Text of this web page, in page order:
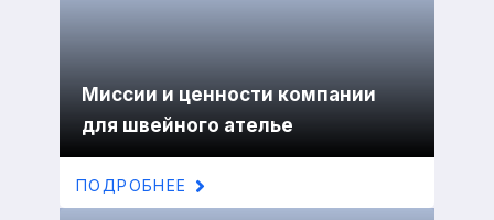
Миссии и ценности компании
для швейного ателье
ПОДРОБНЕЕ